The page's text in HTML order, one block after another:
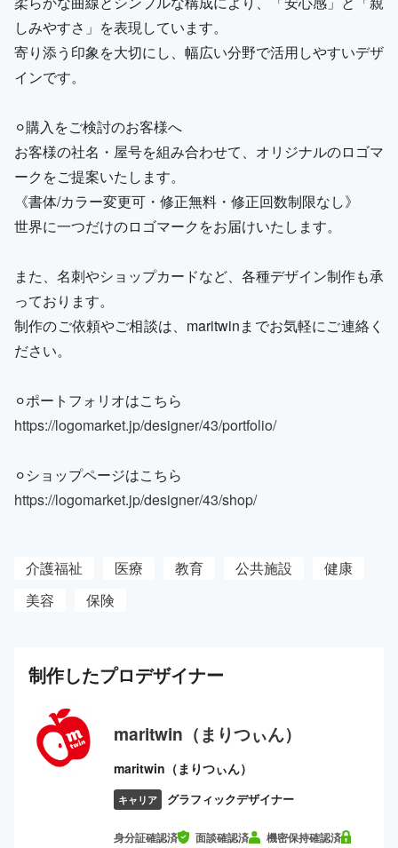
しみやすさ」を表現しています。
寄り添う印象を大切にし、幅広い分野で活用しやすいデザ
インです。
⚪︎購入をご検討のお客様へ
お客様の社名・屋号を組み合わせて、オリジナルのロゴマ
ークをご提案いたします。
《書体/カラー変更可・修正無料・修正回数制限なし》
世界に一つだけのロゴマークをお届けいたします。
また、名刺やショップカードなど、各種デザイン制作も承
っております。
制作のご依頼やご相談は、maritwinまでお気軽にご連絡く
ださい。
⚪︎ポートフォリオはこちら
https://logomarket.jp/designer/43/portfolio/
⚪︎ショップページはこちら
https://logomarket.jp/designer/43/shop/
介護福祉 医療 教育 公共施設
健康
美容
保険
制作したプロデザイナー
maritwin（まりつぃん）
maritwin（まりつぃん）
キャリア グラフィックデザイナー
身分証確認済 面談確認済 機密保持確認済